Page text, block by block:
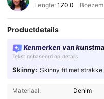
Lengte: 170.0
Productdetails
Kenmerken van
Tekst gebaseerd op details
Skinny: Skinny fit met strakke
Materiaal:
Denim